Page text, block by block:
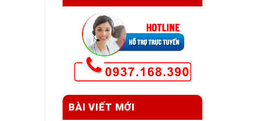
BÀI VIẾT MỚI